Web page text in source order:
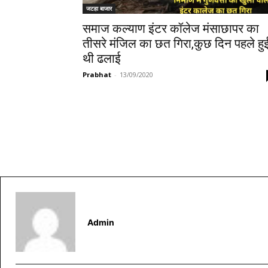
जटहा बाजार
समाज कल्याण इंटर कॉलेज मंसाछापर का
तीसरे मंजिल का छत गिरा,कुछ दिन पहले
थी ढलाई
Prabhat - 13/09/2020
Admin